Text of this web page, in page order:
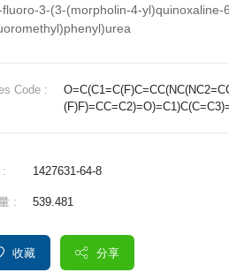
3-(3-(morpholin-4-yl)quinoxaline-
Code :
: 1427631-64-8
: 539.481
收藏 分享